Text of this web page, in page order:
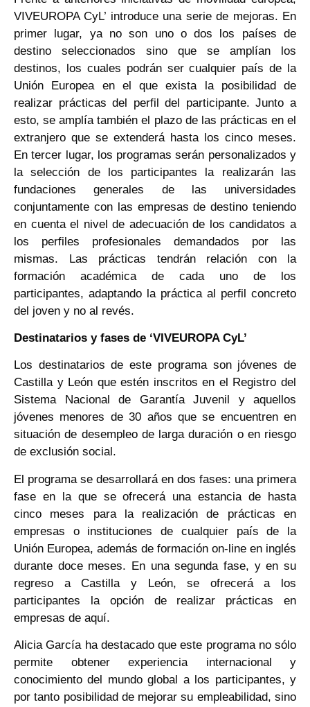
VIVEUROPA CyL’ introduce una serie de mejoras. En
primer lugar, ya no son uno o dos los países de
destino seleccionados sino que se amplían los
destinos, los cuales podrán ser cualquier país de la
Unión Europea en el que exista la posibilidad de
realizar prácticas del perfil del participante. Junto a
esto, se amplía también el plazo de las prácticas en el
extranjero que se extenderá hasta los cinco meses.
En tercer lugar, los programas serán personalizados y
la selección de los participantes la realizarán las
fundaciones generales de las universidades
conjuntamente con las empresas de destino teniendo
en cuenta el nivel de adecuación de los candidatos a
los perfiles profesionales demandados por las
mismas. Las prácticas tendrán relación con la
formación académica de cada uno de los
participantes, adaptando la práctica al perfil concreto
del joven y no al revés.
Destinatarios y fases de ‘VIVEUROPA CyL’
Los destinatarios de este programa son jóvenes de
Castilla y León que estén inscritos en el Registro del
Sistema Nacional de Garantía Juvenil y aquellos
jóvenes menores de 30 años que se encuentren en
situación de desempleo de larga duración o en riesgo
de exclusión social.
El programa se desarrollará en dos fases: una primera
fase en la que se ofrecerá una estancia de hasta
cinco meses para la realización de prácticas en
empresas o instituciones de cualquier país de la
Unión Europea, además de formación on-line en inglés
durante doce meses. En una segunda fase, y en su
regreso a Castilla y León, se ofrecerá a los
participantes la opción de realizar prácticas en
empresas de aquí.
Alicia García ha destacado que este programa no sólo
permite obtener experiencia internacional y
conocimiento del mundo global a los participantes, y
por tanto posibilidad de mejorar su empleabilidad, sino